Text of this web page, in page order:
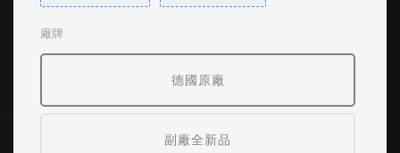
廠牌
德國原廠
副廠全新品